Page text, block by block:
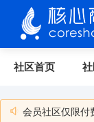
社区首页
会员社区仅限付